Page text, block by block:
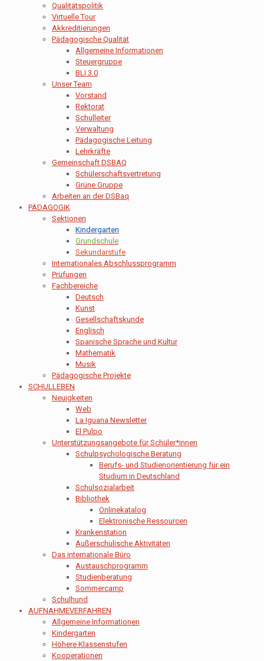
Qualitätspolitik
Virtuelle Tour
Akkreditierungen
Pädagogische Qualität
Allgemeine Informationen
Steuergruppe
BLI 3.0
Unser Team
Vorstand
Rektorat
Schulleiter
Verwaltung
Pädagogische Leitung
Lehrkräfte
Gemeinschaft DSBAQ
Schülerschaftsvertretung
Grüne Gruppe
Arbeiten an der DSBaq
PÄDAGOGIK
Sektionen
Kindergarten
Grundschule
Sekundarstufe
Internationales Abschlussprogramm
Prüfungen
Fachbereiche
Deutsch
Kunst
Gesellschaftskunde
Englisch
Spanische Sprache und Kultur
Mathematik
Musik
Pädagogische Projekte
SCHULLEBEN
Neuigkeiten
Web
La Iguana Newsletter
El Pulpo
Unterstützungsangebote für Schüler*innen
Schulpsychologische Beratung
Berufs- und Studienorientierung für ein
Studium in Deutschland
Schulsozialarbeit
Bibliothek
Onlinekatalog
Elektronische Ressourcen
Krankenstation
Außerschulische Aktivitäten
Das internationale Büro
Austauschprogramm
Studienberatung
Sommercamp
Schulhund
AUFNAHMEVERFAHREN
Allgemeine Informationen
Kindergarten
Höhere Klassenstufen
Kooperationen